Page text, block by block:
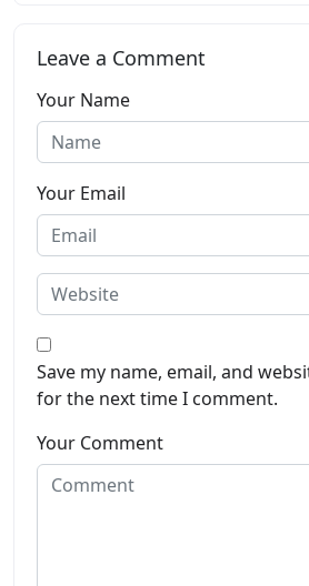
Leave a Comment
Your Name
Your Email
Save my name, email, and
for the next time I comment.
Your Comment